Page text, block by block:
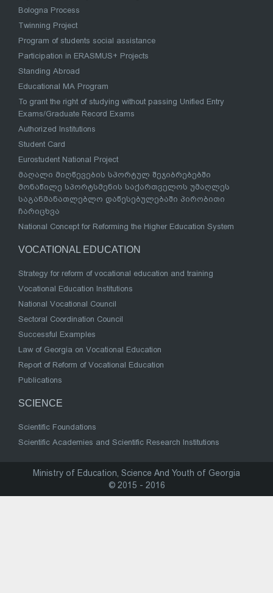
Bologna Process
Twinning Project
Program of students social assistance
Participation in ERASMUS+ Projects
Standing Abroad
Educational MA Program
To grant the right of studying without passing Unified Entry
Exams/Graduate Record Exams
Authorized Institutions
Student Card
Eurostudent National Project
მაღალი მიღწევების სპორტულ შეჯიბრებებში
მონაწილე სპორტსმენის საქართველოს უმაღლეს
საგანმანათლებლო დაწესებულებაში პირობითი
ჩარიცხვა
National Concept for Reforming the Higher Education System
VOCATIONAL EDUCATION
Strategy for reform of vocational education and training
Vocational Education Institutions
National Vocational Council
Sectoral Coordination Council
Successful Examples
Law of Georgia on Vocational Education
Report of Reform of Vocational Education
Publications
SCIENCE
Scientific Foundations
Scientific Academies and Scientific Research Institutions
Ministry of Education, Science And Youth of Georgia
© 2015 - 2016